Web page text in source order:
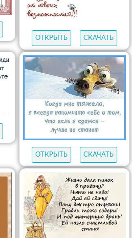
ОТКРЫТЬ
СКАЧАТЬ
ОТКРЫТЬ СКАЧАТЬ